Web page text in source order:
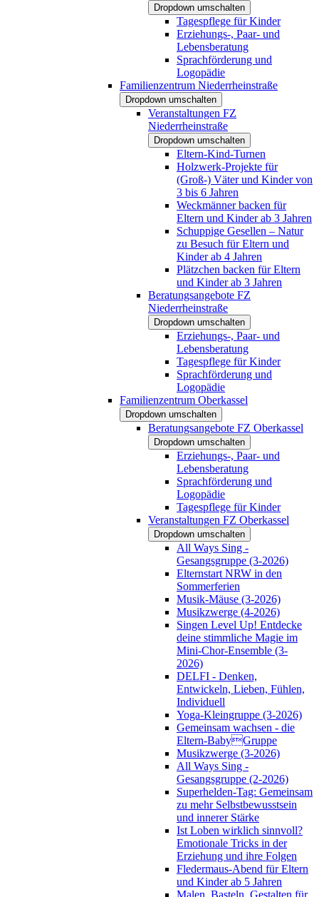
Dropdown umschalten
Tagespflege für Kinder
Erziehungs-, Paar- und
Lebensberatung
Sprachförderung und
Logopädie
Familienzentrum Niederrheinstraße
Dropdown umschalten
Veranstaltungen FZ
Niederrheinstraße
Dropdown umschalten
Eltern-Kind-Turnen
Holzwerk-Projekte für
(Groß-) Väter und Kinder von
3 bis 6 Jahren
Weckmänner backen für
Eltern und Kinder ab 3 Jahren
Schuppige Gesellen – Natur
zu Besuch für Eltern und
Kinder ab 4 Jahren
Plätzchen backen für Eltern
und Kinder ab 3 Jahren
Beratungsangebote FZ
Niederrheinstraße
Dropdown umschalten
Erziehungs-, Paar- und
Lebensberatung
Tagespflege für Kinder
Sprachförderung und
Logopädie
Familienzentrum Oberkassel
Dropdown umschalten
Beratungsangebote FZ Oberkassel
Dropdown umschalten
Erziehungs-, Paar- und
Lebensberatung
Sprachförderung und
Logopädie
Tagespflege für Kinder
Veranstaltungen FZ Oberkassel
Dropdown umschalten
All Ways Sing -
Gesangsgruppe (3-2026)
Elternstart NRW in den
Sommerferien
Musik-Mäuse (3-2026)
Musikzwerge (4-2026)
Singen Level Up! Entdecke
deine stimmliche Magie im
Mini-Chor-Ensemble (3-
2026)
DELFI - Denken,
Entwickeln, Lieben, Fühlen,
Individuell
Yoga-Kleingruppe (3-2026)
Gemeinsam wachsen - die
Eltern-BabyGruppe
Musikzwerge (3-2026)
All Ways Sing -
Gesangsgruppe (2-2026)
Superhelden-Tag: Gemeinsam
zu mehr Selbstbewusstsein
und innerer Stärke
Ist Loben wirklich sinnvoll?
Emotionale Tricks in der
Erziehung und ihre Folgen
Fledermaus-Abend für Eltern
und Kinder ab 5 Jahren
Malen, Basteln, Gestalten für